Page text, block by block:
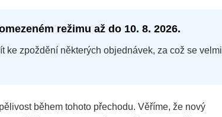
režimu až do 10. 8. 2026.
ke zpoždění některých objednávek, za což se velmi
během tohoto přechodu. Věříme, že nový